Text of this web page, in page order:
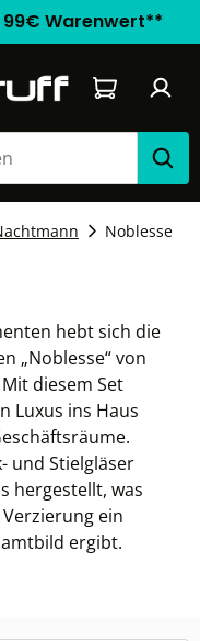
Warenwert**
Warenkorb
Noblesse
hebt sich die
„Noblesse“ von
diesem Set
Luxus ins Haus
und Stielgläser
hergestellt, was
ein
ergibt.